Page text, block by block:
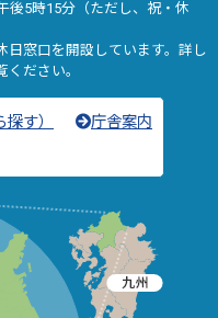
後5時15分（ただし、祝・休
窓口を開設しています。詳し
ください。
す）
庁舎案内